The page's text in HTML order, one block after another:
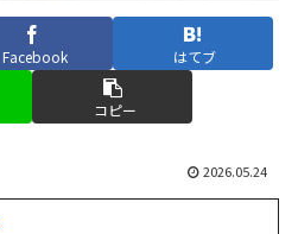
Facebook はてブ
コピー
2026.05.24